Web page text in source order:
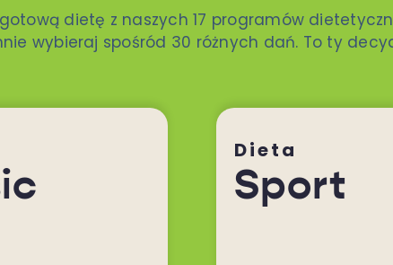
dietę z naszych 17 programów
wybieraj spośród 30 różnych dań. To ty
Dieta
Sport